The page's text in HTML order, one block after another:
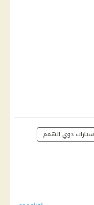
سيارات ذوي الهمم